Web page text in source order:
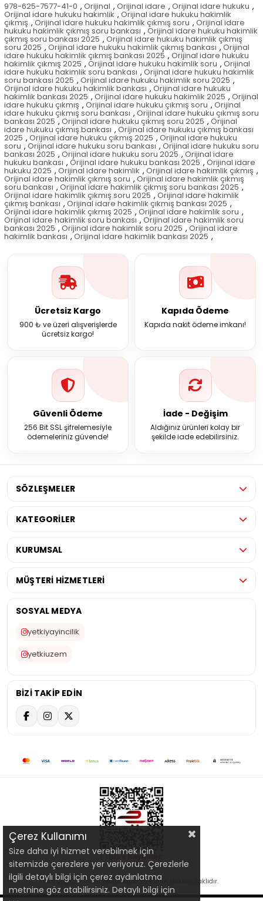
978-625-7577-41-0 , Orijinal , Orijinal idare , Orijinal idare hukuku ,
Orijinal idare hukuku hakimlik , Orijinal idare hukuku hakimlik
çıkmış , Orijinal idare hukuku hakimlik çıkmış soru , Orijinal idare
hukuku hakimlik çıkmış soru bankası , Orijinal idare hukuku hakimlik
çıkmış soru bankası 2025 , Orijinal idare hukuku hakimlik çıkmış
soru 2025 , Orijinal idare hukuku hakimlik çıkmış bankası ,Orijinal
idare hukuku hakimlik çıkmış bankası 2025 , Orijinal idare hukuku
hakimlik çıkmış 2025 , Orijinal idare hukuku hakimlik soru , Orijinal
idare hukuku hakimlik soru bankası , Orijinal idare hukuku hakimlik
soru bankası 2025 , Orijinal idare hukuku hakimlik soru 2025 ,
Orijinal idare hukuku hakimlik bankası , Orijinal idare hukuku
hakimlik bankası 2025 , Orijinal idare hukuku hakimlik 2025 , Orijinal
idare hukuku çıkmış , Orijinal idare hukuku çıkmış soru , Orijinal
idare hukuku çıkmış soru bankası , Orijinal idare hukuku çıkmış soru
bankası 2025 , Orijinal idare hukuku çıkmış soru 2025 , Orijinal
idare hukuku çıkmış bankası , Orijinal idare hukuku çıkmış bankası
2025 , Orijinal idare hukuku çıkmış 2025 , Orijinal idare hukuku
soru , Orijinal idare hukuku soru bankası , Orijinal idare hukuku soru
bankası 2025 , Orijinal idare hukuku soru 2025 , Orijinal idare
hukuku bankası , Orijinal idare hukuku bankası 2025 , Orijinal idare
hukuku 2025 , Orijinal idare hakimlik , Orijinal idare hakimlik çıkmış ,
Orijinal idare hakimlik çıkmış soru , Orijinal idare hakimlik çıkmış
soru bankası , Orijinal idare hakimlik çıkmış soru bankası 2025 ,
Orijinal idare hakimlik çıkmış soru 2025 , Orijinal idare hakimlik
çıkmış bankası , Orijinal idare hakimlik çıkmış bankası 2025 ,
Orijinal idare hakimlik çıkmış 2025 , Orijinal idare hakimlik soru ,
Orijinal idare hakimlik soru bankası , Orijinal idare hakimlik soru
bankası 2025 , Orijinal idare hakimlik soru 2025 , Orijinal idare
hakimlik bankası ,Orijinal idare hakimlik bankası 2025 ,
Ücretsiz Kargo
900 ₺ ve üzeri alışverişlerde
ücretsiz kargo!
Kapıda Ödeme
Kapıda nakit ödeme imkanı!
Güvenli Ödeme
256 Bit SSL şifrelemesiyle
ödemeleriniz güvende!
İade - Değişim
Aldığınız ürünleri kolay bir
şekilde iade edebilirsiniz.
SÖZLEŞMELER
KATEGORİLER
KURUMSAL
MÜŞTERİ HİZMETLERİ
SOSYAL MEDYA
yetkiyayincilik
yetkiuzem
BİZİ TAKİP EDİN
Copyright © 2020 yetkikitap.com Bütün Hakları Saklıdır.
Çerez Kullanımı
Size daha iyi hizmet verebilmek için
sitemizde çerezlere yer veriyoruz. Çerezlerle
ilgili detaylı bilgi için çerez aydınlatma
metnine göz atabilirsiniz. Detaylı bilgi için